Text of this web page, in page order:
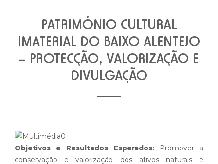
PATRIMÓNIO CULTURAL
IMATERIAL DO BAIXO ALENTEJO
– PROTECÇÃO, VALORIZAÇÃO E
DIVULGAÇÃO
Objetivos e Resultados Esperados:Promover a
conservação e valorização dos ativos naturais e